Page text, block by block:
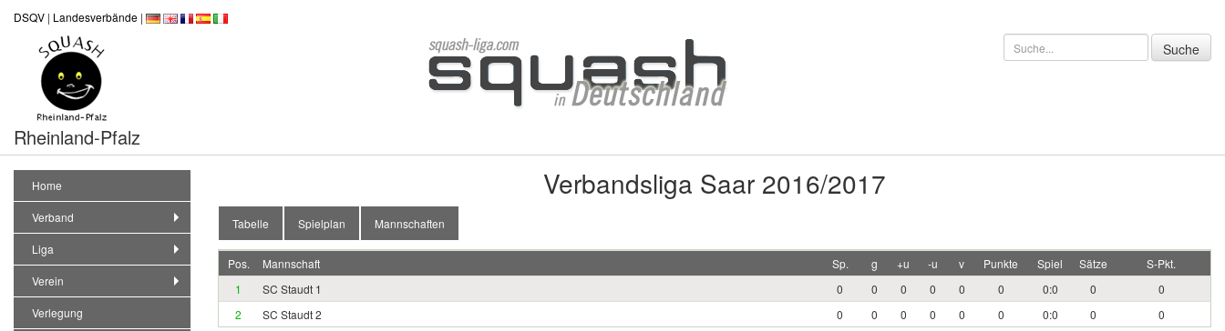
DSQV | Landesverbände |
Rheinland-Pfalz
Home
Verband
Liga
Verein
Verlegung
Verbandsliga Saar 2016/2017
Tabelle Spielplan Mannschaften
Pos. Mannschaft Sp. g +u -u v Punkte Spiel Sätze
S-Pkt.
1
SC Staudt 1 0 0 0 0 0 0 0:0 0
0
2
SC Staudt 2 0 0 0 0 0 0 0:0 0 0